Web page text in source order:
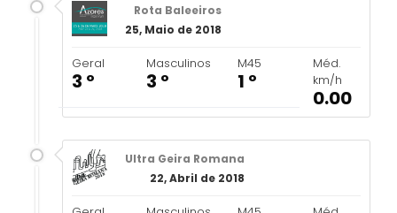
Rota Baleeiros
25, Maio de 2018
Geral
3 º
Masculinos
3 º
M45
1 º
Méd.
km/h
0.00
Ultra Geira Romana
22, Abril de 2018